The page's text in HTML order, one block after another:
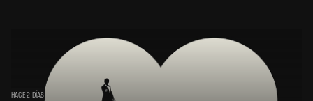
HACE 2 DÍAS